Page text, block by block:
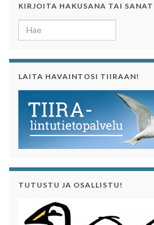
KIRJOITA HAKUSANA TAI SANAT
Search for:
LAITA HAVAINTOSI TIIRAAN!
TUTUSTU JA OSALLISTU!